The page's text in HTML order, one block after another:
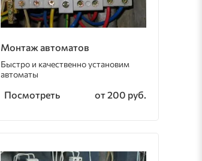
Монтаж автоматов
Быстро и качественно установим
автоматы
Посмотреть от 200 руб.